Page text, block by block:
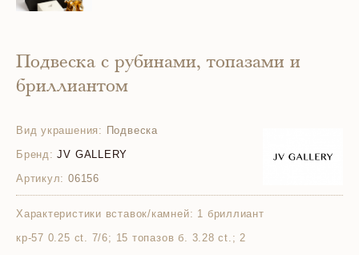
Подвеска с рубинами, топазами и
бриллиантом
Вид украшения: Подвеска
Бренд: JV GALLERY
Артикул: 06156
Характеристики вставок/камней: 1 бриллиант
кр-57 0.25 ct. 7/6; 15 топазов б. 3.28 ct.; 2